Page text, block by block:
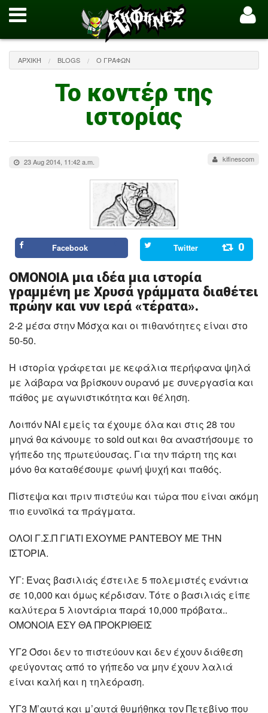
ΑΡΧΙΚΉ BLOGS O ΓΡΆΦΩΝ
Το κοντέρ της
ιστορίας
23 Aug 2014, 11:42 a.m. kifinescom
Facebook Twitter 0
ΟΜΟΝΟΙΑ μια ιδέα μια ιστορία
γραμμένη με Χρυσά γράμματα διαθέτει
πρώην και νυν ιερά «τέρατα».
2-2 μέσα στην Μόσχα και οι πιθανότητες είναι στο
50-50.
Η ιστορία γράφεται με κεφάλια περήφανα ψηλά
με λάβαρα να βρίσκουν ουρανό με συνεργασία και
πάθος με αγωνιστικότητα και θέληση.
Λοιπόν ΝΑΙ εμείς τα έχουμε όλα και στις 28 του
μηνά θα κάνουμε το sold out και θα αναστήσουμε το
γήπεδο της πρωτεύουσας. Για την πάρτη της και
μόνο θα καταθέσουμε φωνή ψυχή και παθός.
Πίστεψα και πριν πιστεύω και τώρα που είναι ακόμη
πιο ευνοϊκά τα πράγματα.
ΟΛΟΙ Γ.Σ.Π ΓΙΑΤΙ ΕΧΟΥΜΕ ΡΑΝΤΕΒΟΥ ΜΕ ΤΗΝ
ΙΣΤΟΡΙΑ.
ΥΓ: Ένας βασιλιάς έστειλε 5 πολεμιστές ενάντια
σε 10,000 και όμως κέρδισαν. Τότε ο βασιλιάς είπε
καλύτερα 5 λιοντάρια παρά 10,000 πρόβατα..
ΟΜΟΝΟΙΑ ΕΣΥ ΘΑ ΠΡΟΚΡΙΘEΙΣ
ΥΓ2 Όσοι δεν το πιστεύουν και δεν έχουν διάθεση
φεύγοντας από το γήπεδο να μην έχουν λαλιά
είναι καλή και η τηλεόραση.
ΥΓ3 Μ’αυτά και μ’αυτά θυμήθηκα τον Πετεβίνο που